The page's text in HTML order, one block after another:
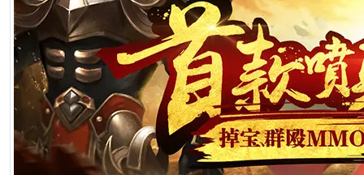
2026年6月25日 10:49
[生肖解说] 横店要开AI短剧大会了，但群演们已经不关心了
2026年6月25日 10:49
[生肖解说] 《功夫女足》七月见！欠星爷的电影票，这次终于能还了
2026年6月25日 10:49